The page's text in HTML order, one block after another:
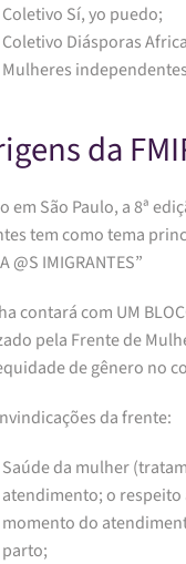
Coletivo Sí, yo puedo;
Coletivo Diásporas
Mulheres
da
em São Paulo, a 8ª
tem como tema
@S IMIGRANTES”
contará com UM
pela Frente de
de gênero no
da frente:
Saúde da mulher
atendimento; o
momento do
parto;